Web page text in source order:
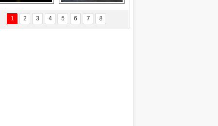
ÖZYANIK
Değişti?
Delta uçağına
yıldırım çarptı
Ford Focus RS
(2015)
1 2 3 4 5 6 7 8